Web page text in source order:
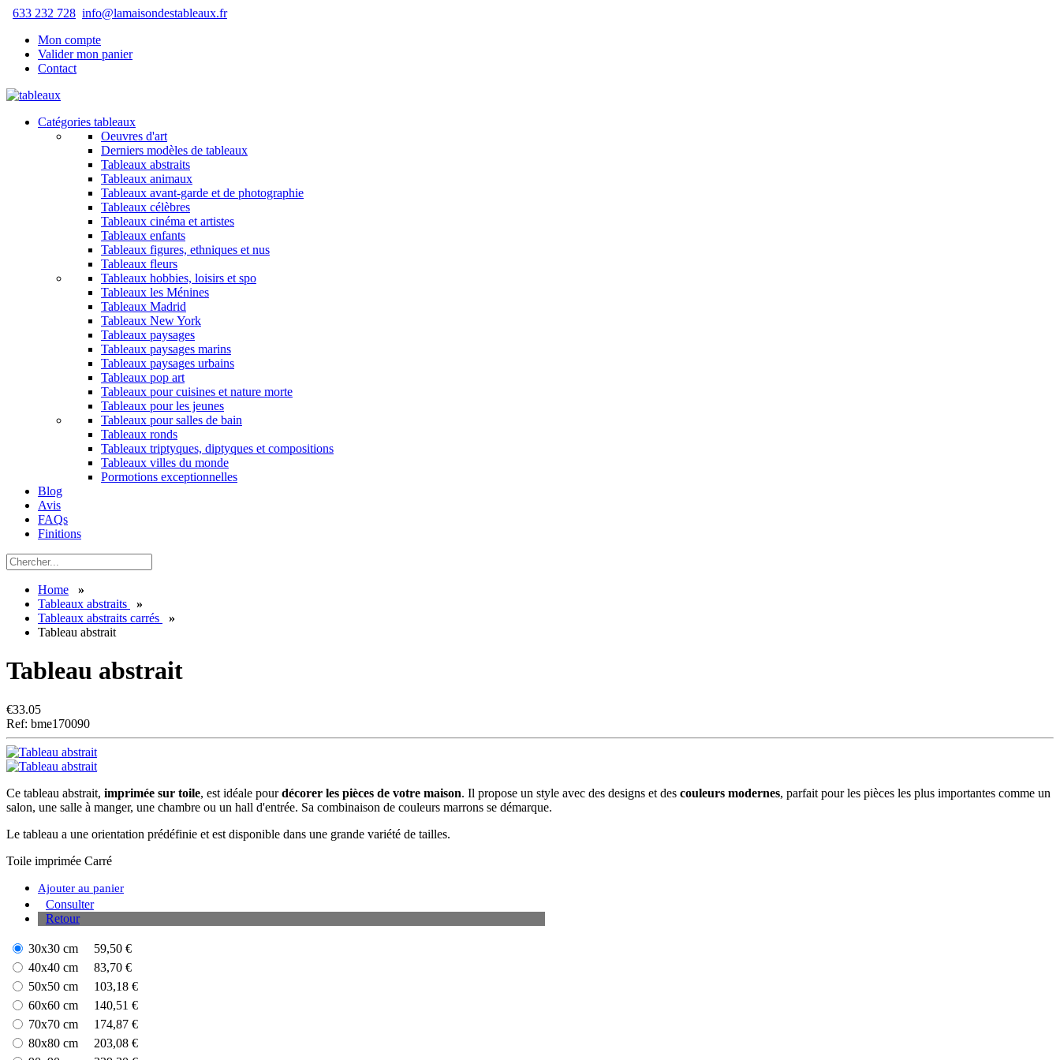
633 232 728 info@lamaisondestableaux.fr
Mon compte
Valider mon panier
Contact
Catégories tableaux
Oeuvres d'art
Derniers modèles de tableaux
Tableaux abstraits
Tableaux animaux
Tableaux avant-garde et de photographie
Tableaux célèbres
Tableaux cinéma et artistes
Tableaux enfants
Tableaux figures, ethniques et nus
Tableaux fleurs
Tableaux hobbies, loisirs et spo
Tableaux les Ménines
Tableaux Madrid
Tableaux New York
Tableaux paysages
Tableaux paysages marins
Tableaux paysages urbains
Tableaux pop art
Tableaux pour cuisines et nature morte
Tableaux pour les jeunes
Tableaux pour salles de bain
Tableaux ronds
Tableaux triptyques, diptyques et compositions
Tableaux villes du monde
Pormotions exceptionnelles
Blog
Avis
FAQs
Finitions
Home
»
Tableaux abstraits
»
Tableaux abstraits carrés
»
Tableau abstrait
Tableau abstrait
€33.05
Ref: bme170090
Ce tableau abstrait, imprimée sur toile, est idéale pourdécorer les pièces de votre maison. Il propose un style avec des designs et des couleurs modernes, parfait pour les pièces les plus importantes comme un
salon, une salle à manger, une chambre ou un hall d'entrée. Sa combinaison de couleurs marrons se démarque.
Le tableau a une orientation prédéfinie et est disponible dans une grande variété de tailles.
Toile imprimée Carré
Ajouter au panier
Consulter
Retour
30x30 cm
59,50 €
40x40 cm
83,70 €
50x50 cm
103,18 €
60x60 cm
140,51 €
70x70 cm
174,87 €
80x80 cm
203,08 €